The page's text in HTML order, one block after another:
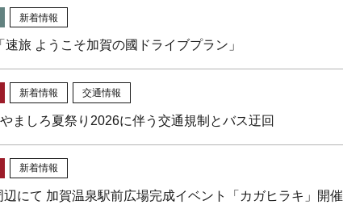
速旅 ようこそ加賀の國ドライブプラン」
新着情報
ましろ夏祭り2026に伴う交通規制とバス迂回
新着情報 交通情報
にて 加賀温泉駅前広場完成イベント「カガヒラキ」開催
新着情報